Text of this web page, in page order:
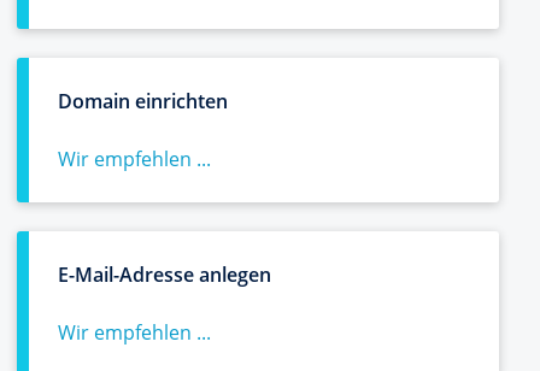
Domain einrichten
Wir empfehlen ...
E-Mail-Adresse anlegen
Wir empfehlen ...